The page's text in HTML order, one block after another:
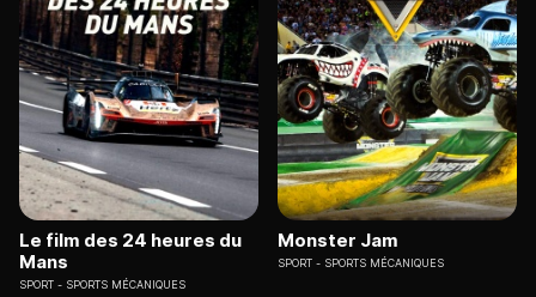
Le film des 24 heures du
Mans
SPORT SPORTS MÉCANIQUES
Monster Jam
SPORT SPORTS MÉCANIQUES